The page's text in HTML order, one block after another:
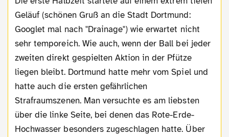
Geläuf (schönen Gruß an die Stadt Dortmund:
Googlet mal nach "Drainage") wie erwartet nicht
sehr temporeich. Wie auch, wenn der Ball bei jeder
zweiten direkt gespielten Aktion in der Pfütze
liegen bleibt. Dortmund hatte mehr vom Spiel und
hatte auch die ersten gefährlichen
Strafraumszenen. Man versuchte es am liebsten
über die linke Seite, bei denen das Rote-Erde-
Hochwasser besonders zugeschlagen hatte. Über